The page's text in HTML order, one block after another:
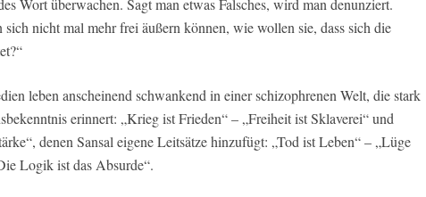
Wort überwachen. Sagt man etwas Falsches, wird man denunziert.
sich nicht mal mehr frei äußern können, wie wollen sie, dass sich die
leben anscheinend schwankend in einer schizophrenen Welt, die stark
erinnert: „Krieg ist Frieden“ – „Freiheit ist Sklaverei“ und
denen Sansal eigene Leitsätze hinzufügt: „Tod ist Leben“ – „Lüge
Logik ist das Absurde“.